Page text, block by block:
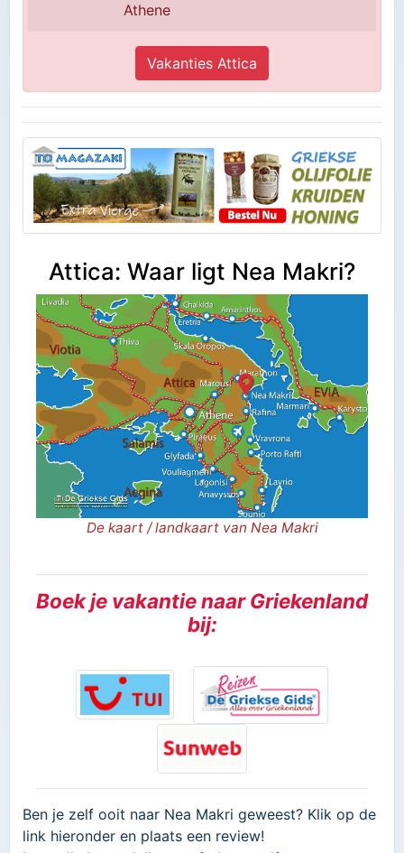
Athene
Vakanties Attica
Attica: Waar ligt Nea Makri?
De kaart / landkaart van Nea Makri
Boek je vakantie naar Griekenland
bij:
Ben je zelf ooit naar Nea Makri geweest? Klik op de
link hieronder en plaats een review!